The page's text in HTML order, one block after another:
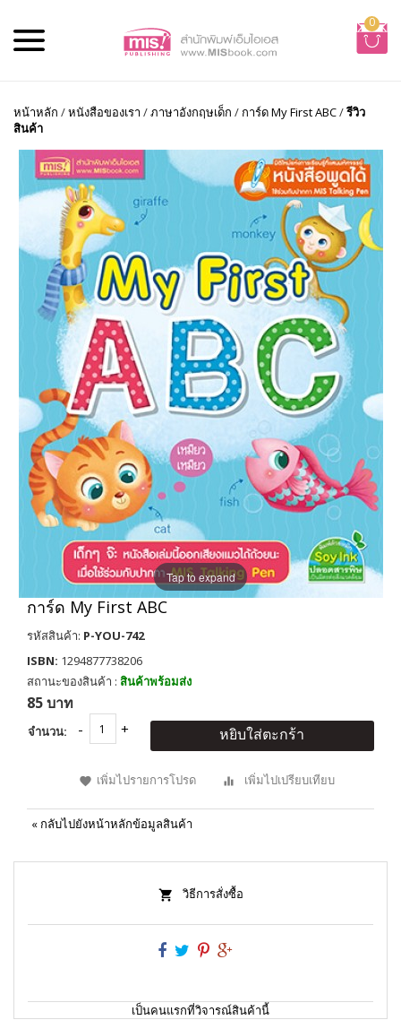
0
หน้าหลัก /หนังสือของเรา /ภาษาอังกฤษเด็ก / การ์ด My First ABC/รีวิว
สินค้า
Tap to expand
การ์ด My First ABC
รหัสสินค้า: P-YOU-742
ISBN: 1294877738206
สถานะของสินค้า : สินค้าพร้อมส่ง
85 บาท
จำนวน: หยิบใส่ตะกร้า
เพิ่มไปรายการโปรด เพิ่มไปเปรียบเทียบ
« กลับไปยังหน้าหลักข้อมูลสินค้า
วิธีการสั่งซื้อ
เป็นคนแรกที่วิจารณ์สินค้านี้